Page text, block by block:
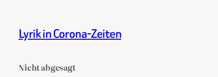
Lyrik in Corona-Zeiten
Nicht abgesagt